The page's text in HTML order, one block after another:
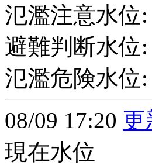
氾濫注意水位:
避難判断水位:
氾濫危険水位:
08/09 17:20 更
現在水位